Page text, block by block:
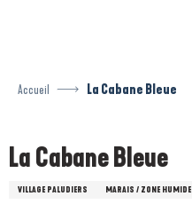
Accueil La Cabane Bleue
La Cabane Bleue
VILLAGE PALUDIERS MARAIS / ZONE HUMIDE